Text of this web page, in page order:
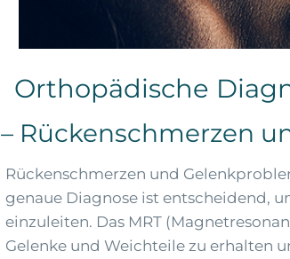
Orthopädische
– Rückenschmerzen
Rückenschmerzen und
genaue Diagnose ist entscheidend,
einzuleiten. Das MRT
Gelenke und Weichteile zu erhalten